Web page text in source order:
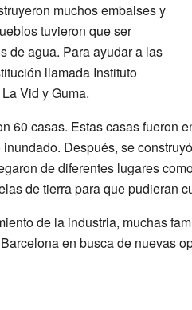
muchos embalses y
tuvieron que ser
de agua. Para ayudar a las
llamada Instituto
Vid y Guma.
60 casas. Estas casas fueron
Después, se
de diferentes lugares
de tierra para que pudieran
de la industria, muchas
en busca de nuevas